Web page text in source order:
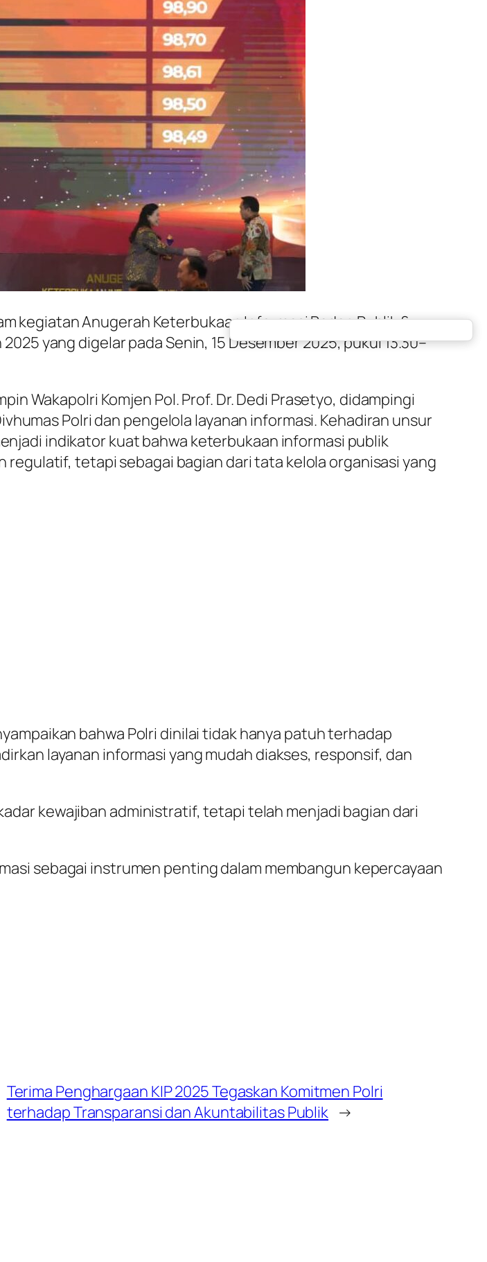
kegiatan Anugerah Keterbukaan Informasi Badan Publik &
yang digelar pada Senin, 15 Desember 2025, pukul 13.30–
Wakapolri Komjen Pol. Prof. Dr. Dedi Prasetyo, didampingi
Polri dan pengelola layanan informasi. Kehadiran unsur
indikator kuat bahwa keterbukaan informasi publik
tetapi sebagai bagian dari tata kelola organisasi yang
bahwa Polri dinilai tidak hanya patuh terhadap
layanan informasi yang mudah diakses, responsif, dan
kewajiban administratif, tetapi telah menjadi bagian dari
sebagai instrumen penting dalam membangun kepercayaan
Terima Penghargaan KIP 2025 Tegaskan Komitmen Polri
terhadap Transparansi dan Akuntabilitas Publik →